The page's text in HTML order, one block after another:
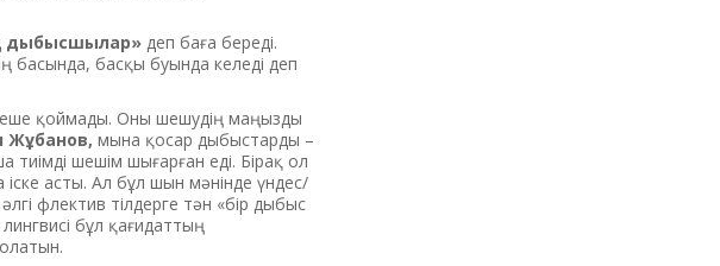
дыбысшылар» деп баға береді.
басында, басқы буында келеді деп
қоймады. Оны шешудің маңызды
Жұбанов, мына қосар дыбыстарды –
шешім шығарған еді. Бірақ ол
іске асты. Ал бұл шын мәнінде үндес/
флектив тілдерге тән «бір дыбыс
бұл қағидаттың